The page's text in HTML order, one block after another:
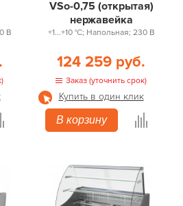
В
VSо-0,75 (открытая)
нержавейка
+1...+10 °С; Напольная; 230 В
124 259 руб.
Заказ (уточнить срок)
Купить в один клик
В корзину